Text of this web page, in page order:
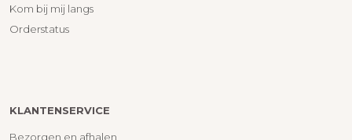
Kom bij mij langs
Orderstatus
KLANTENSERVICE
Bezorgen en afhalen